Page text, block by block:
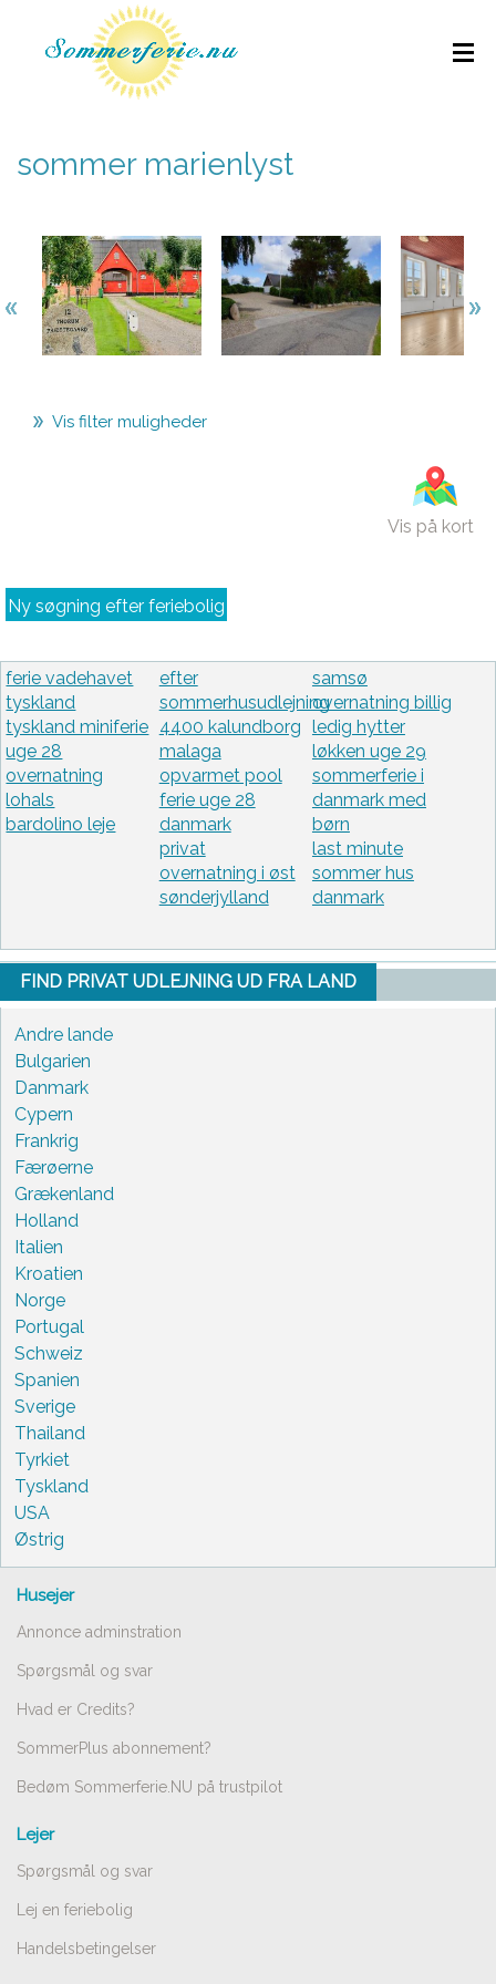
sommer marienlyst
Vis filter muligheder
Vis på kort
Ny søgning efter feriebolig
ferie vadehavet
tyskland
tyskland miniferie
uge 28
overnatning
lohals
bardolino leje
efter
sommerhusudlejning
4400 kalundborg
malaga
opvarmet pool
ferie uge 28
danmark
privat
overnatning i øst
sønderjylland
samsø
overnatning billig
ledig hytter
løkken uge 29
sommerferie i
danmark med
børn
last minute
sommer hus
danmark
FIND PRIVAT UDLEJNING UD FRA LAND
Andre lande
Bulgarien
Danmark
Cypern
Frankrig
Færøerne
Grækenland
Holland
Italien
Kroatien
Norge
Portugal
Schweiz
Spanien
Sverige
Thailand
Tyrkiet
Tyskland
USA
Østrig
Husejer
Annonce adminstration
Spørgsmål og svar
Hvad er Credits?
SommerPlus abonnement?
Bedøm Sommerferie.NU på trustpilot
Lejer
Spørgsmål og svar
Lej en feriebolig
Handelsbetingelser